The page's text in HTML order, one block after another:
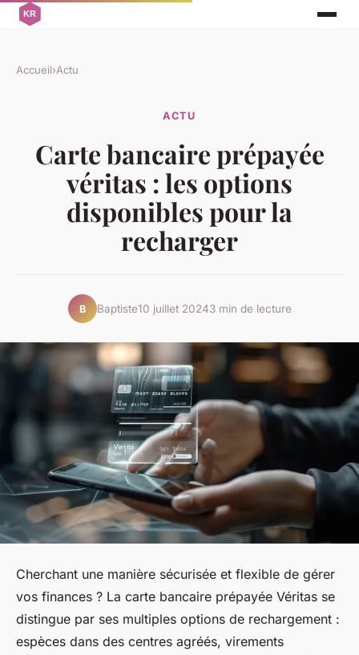
Accueil›Actu
ACTU
Carte bancaire prépayée
véritas : les options
disponibles pour la
recharger
B Baptiste10 juillet 20243 min de lecture
Cherchant une manière sécurisée et flexible de gérer
vos finances ? La carte bancaire prépayée Véritas se
distingue par ses multiples options de rechargement :
espèces dans des centres agréés, virements